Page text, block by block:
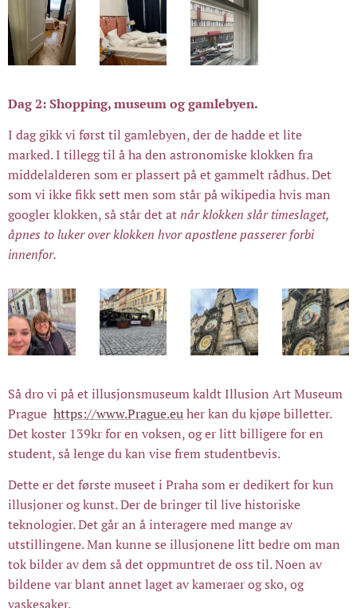
Dag 2: Shopping, museum og gamlebyen.
I dag gikk vi først til gamlebyen, der de hadde et lite
marked. I tillegg til å ha den astronomiske klokken fra
middelalderen som er plassert på et gammelt rådhus. Det
som vi ikke fikk sett men som står på wikipedia hvis man
googler klokken, så står det atnår klokken slår timeslaget,
åpnes to luker over klokken hvor apostlene passerer forbi
innenfor.
Så dro vi på et illusjonsmuseum kaldt Illusion Art Museum
Prague https://www.Prague.euher kan du kjøpe billetter.
Det koster 139kr for en voksen, og er litt billigere for en
student, så lenge du kan vise frem studentbevis.
Dette er det første museet i Praha som er dedikert for kun
illusjoner og kunst. Der de bringer til live historiske
teknologier. Det går an å interagere med mange av
utstillingene. Man kunne se illusjonene litt bedre om man
tok bilder av dem så det oppmuntret de oss til. Noen av
bildene var blant annet laget av kameraer og sko, og
vaskesaker.